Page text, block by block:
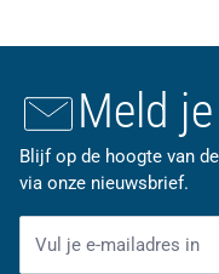
Meld
Blijf op de hoogte van
via onze nieuwsbrief.